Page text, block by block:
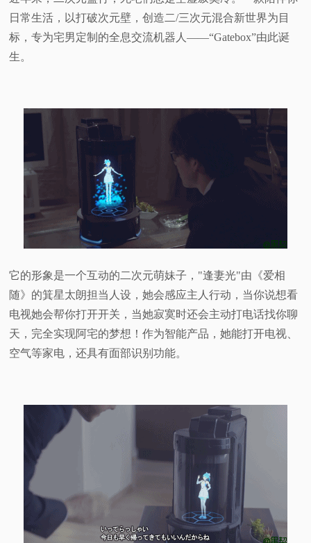
科
日常生活，以打破次元壁，创造二/三次元混合新世界为目
标，专为宅男定制的全息交流机器人——“Gatebox”由此诞
生。
它的形象是一个互动的二次元萌妹子，"逢妻光"由《爱相
随》的箕星太朗担当人设，她会感应主人行动，当你说想看
电视她会帮你打开开关，当她寂寞时还会主动打电话找你聊
天，完全实现阿宅的梦想！作为智能产品，她能打开电视、
空气等家电，还具有面部识别功能。